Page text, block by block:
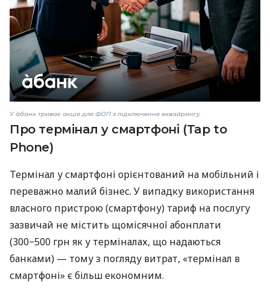
У àбанк триває акція для ФОП з підключення еквайрингу
Про термінал у смартфоні (Tap to
Phone)
Термінал у смартфоні орієнтований на мобільний і
переважно малий бізнес. У випадку використання
власного пристрою (смартфону) тариф на послугу
зазвичай не містить щомісячної абонплати
(300−500 грн як у терміналах, що надаються
банками) — тому з погляду витрат, «термінал в
смартфоні» є більш економним.